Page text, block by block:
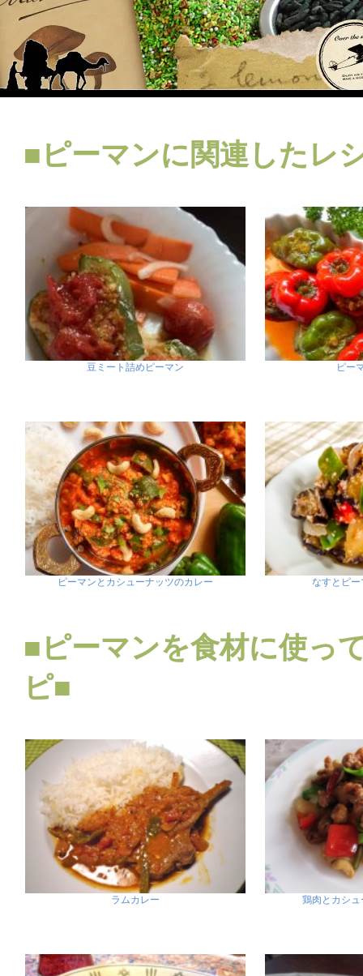
■ピーマンに関連したレ
豆ミート詰めピーマン ピー
ピーマンとカシューナッツのカレー なすとピ
■ピーマンを食材に使っ
ピ■
ラムカレー 鶏肉とカシ